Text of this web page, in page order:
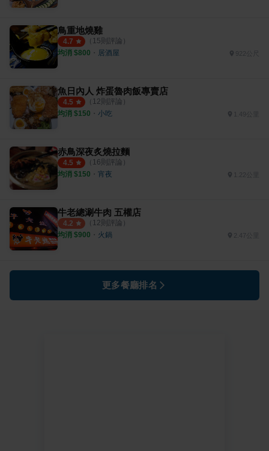
鳥重地燒雞
4.7 （ 15則評論）
均消 $800 ・ 居酒屋
魚日內人 炸蛋魯肉飯專賣店
4.5 （ 12則評論）
均消 $150 ・ 小吃 1.49公里
赤鳥深夜炙燒拉麵
4.5 （ 16則評論）
均消 $150 ・ 宵夜
牛老總涮牛肉 五權店
4.2 （ 12則評論）
均消 $900 ・ 火鍋 2.47公里
更多餐廳排名